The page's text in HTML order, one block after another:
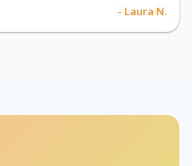
- Laura N.